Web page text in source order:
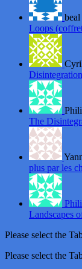
beal
Loops
The
plus par les
Landscapes
Please select the
Please select the